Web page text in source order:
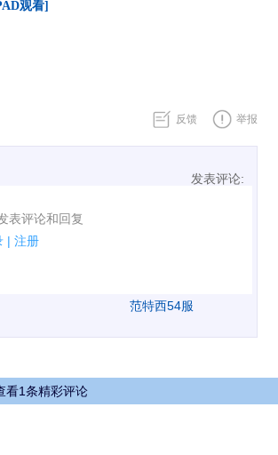
观看]
反馈 举报
发表评论:
表评论和回复
| 注册
范特西54服
看1条精彩评论